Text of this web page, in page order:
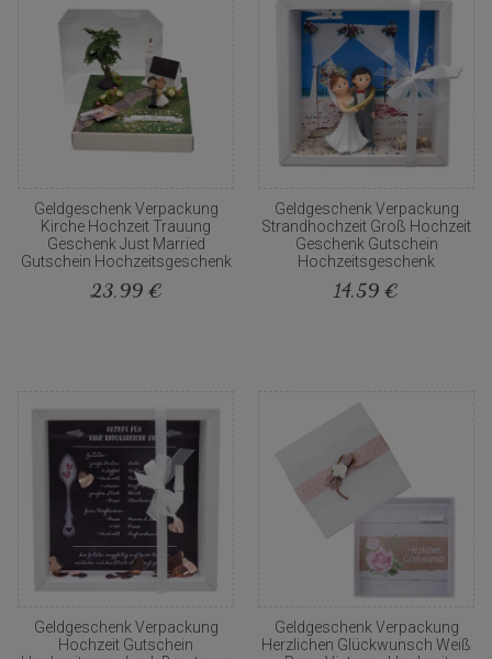
Geldgeschenk Verpackung
Kirche Hochzeit Trauung
Geschenk Just Married
Gutschein Hochzeitsgeschenk
23,99 €
Geldgeschenk Verpackung
Strandhochzeit Groß Hochzeit
Geschenk Gutschein
Hochzeitsgeschenk
14,59 €
Geldgeschenk Verpackung
Hochzeit Gutschein
Geldgeschenk Verpackung
Herzlichen Glückwunsch Weiß